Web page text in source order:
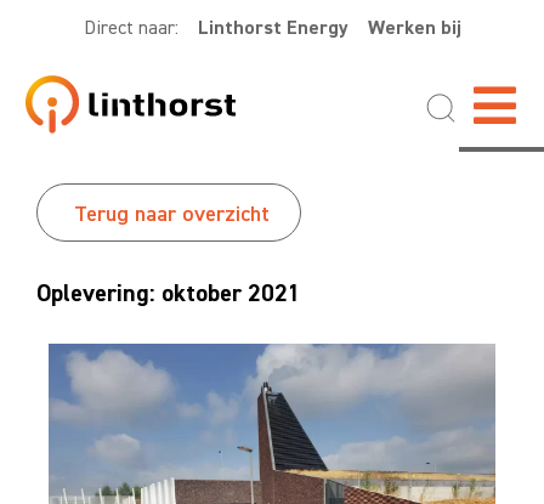
Direct naar: Linthorst Energy Werken bij
Terug naar overzicht
Oplevering: oktober 2021